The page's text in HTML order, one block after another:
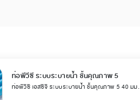
ท่อพีวีซี ระบบระบายน้ำ ชั้นคุณภาพ 5
ท่อพีวีซี เอสซีจี ระบบระบายน้ำ ชั้นคุณภาพ 5 40 มม.